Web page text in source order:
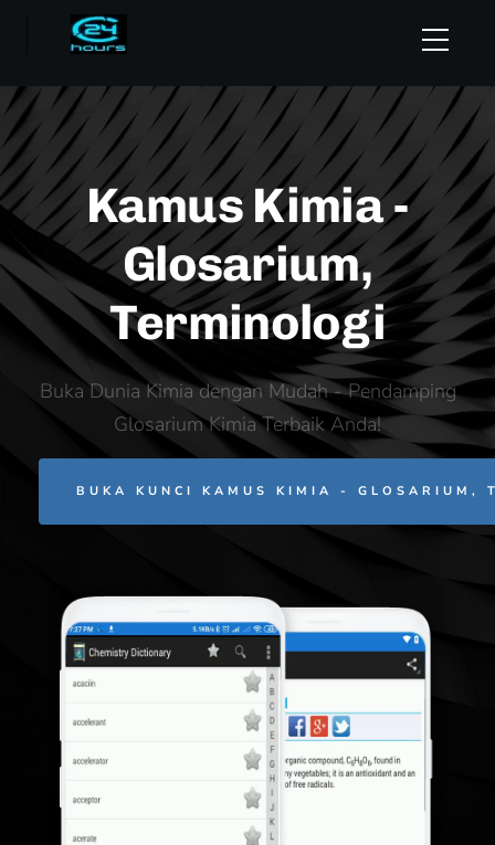
Kamus Kimia -
Glosarium,
Terminologi
Buka Dunia Kimia dengan Mudah - Pendamping
Glosarium Kimia Terbaik Anda!
BUKA KUNCI KAMUS KIMIA - GLOSARIUM,